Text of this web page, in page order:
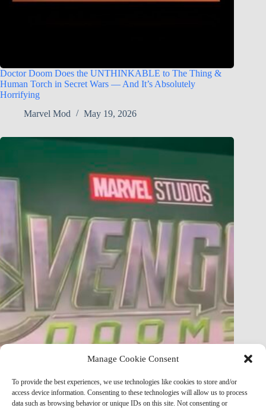
Manage Cookie Consent
To provide the best experiences, we use technologies like cookies to store and/or
access device information. Consenting to these technologies will allow us to process
data such as browsing behavior or unique IDs on this site. Not consenting or
Doctor Doom Does the UNTHINKABLE to The Thing &
Human Torch in Secret Wars — And It’s Absolutely
Horrifying
Marvel Mod
May 19, 2026
Breakdown & Analysis